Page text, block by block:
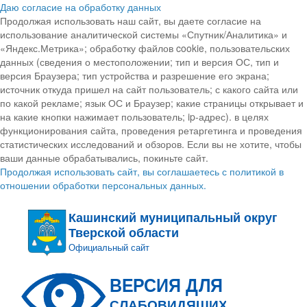
Даю согласие на обработку данных
Продолжая использовать наш сайт, вы даете согласие на
использование аналитической системы «Спутник/Аналитика» и
«Яндекс.Метрика»; обработку файлов cookie, пользовательских
данных (сведения о местоположении; тип и версия ОС, тип и
версия Браузера; тип устройства и разрешение его экрана;
источник откуда пришел на сайт пользователь; с какого сайта или
по какой рекламе; язык ОС и Браузер; какие страницы открывает и
на какие кнопки нажимает пользователь; ip-адрес). в целях
функционирования сайта, проведения ретаргетинга и проведения
статистических исследований и обзоров. Если вы не хотите, чтобы
ваши данные обрабатывались, покиньте сайт.
Продолжая использовать сайт, вы соглашаетесь с политикой в
отношении обработки персональных данных.